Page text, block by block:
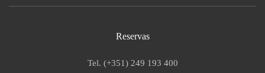
Reservas
Tel. (+351) 249 193 400